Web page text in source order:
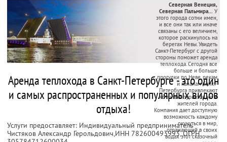
Северная Венеция,
Северная Пальмира... У
этого города сотни имен,
и все они так или иначе
связаны с его величием,
которое раскинулось на
берегах Невы. Увидеть
Санкт-Петербург с другой
стороны поможет аренда
теплохода. Сегодня все
больше и больше
прогулки по Неве, рекам
и каналам Санкт-
Петербурга привлекают
не только туристов, но и
жителей города.
Компания дает доступную
возможность каждому
окунуться в мир,
отражающий в своих
водах этот сказочный
Аренда теплохода в Санкт-Петербурге - это один
и самых распространенных и популярных видов
отдыха!
Услуги предоставляет: Индивидуальный предприниматель
Чистяков Александр Герольдович,ИНН 782600493993, ОГРН